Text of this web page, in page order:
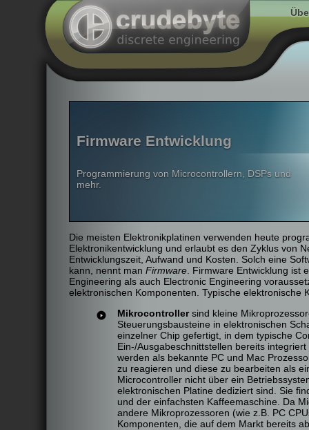
Firmware Entwicklung
Programmierung von Microcontrollern, DSPs und
mehr.
Die meisten Elektronikplatinen verwenden heute
Elektronikentwicklung und erlaubt es den Zyklus von
Entwicklungszeit, Aufwand und Kosten. Solch eine
kann, nennt man Firmware . Firmware Entwicklung ist
Engineering als auch Electronic Engineering
elektronischen Komponenten. Typische elektronische
Mikrocontrollersind kleine
Steuerungsbausteine in elektronischen
einzelner Chip gefertigt, in dem typische
Ein-/Ausgabeschnittstellen bereits
werden als bekannte PC und Mac
zu reagieren und diese zu bearbeiten als
Microcontroller nicht über ein
elektronischen Platine dediziert sind. Sie
und der einfachsten Kaffeemaschine. Da
andere Mikroprozessoren (wie z.B. PC
Komponenten, die auf dem Markt bereits